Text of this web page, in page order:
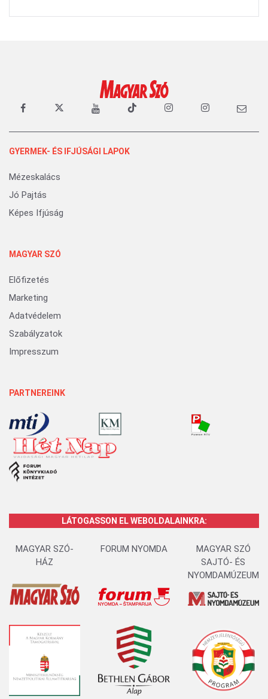
GYERMEK- ÉS IFJÚSÁGI LAPOK
Mézeskalács
Jó Pajtás
Képes Ifjúság
MAGYAR SZÓ
Előfizetés
Marketing
Adatvédelem
Szabályzatok
Impresszum
PARTNEREINK
LÁTOGASSON EL WEBOLDALAINKRA:
MAGYAR SZÓ-
HÁZ
FORUM NYOMDA
MAGYAR SZÓ
SAJTÓ- ÉS
NYOMDAMÚZEUM